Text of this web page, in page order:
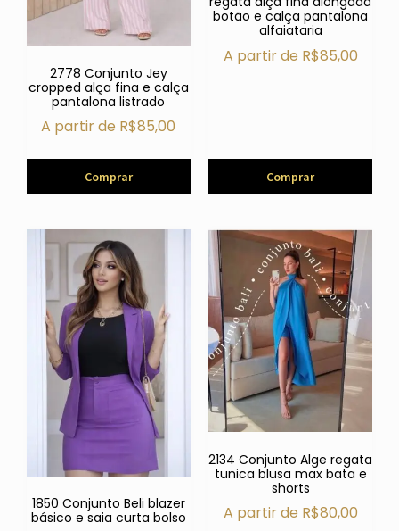
2778 Conjunto Jey
cropped alça fina e calça
pantalona listrado
A partir de R$85,00
Comprar
botão e calça pantalona
alfaiataria
A partir de R$85,00
Comprar
1850 Conjunto Beli blazer
básico e saia curta bolso
2134 Conjunto Alge regata
tunica blusa max bata e
shorts
A partir de R$80,00